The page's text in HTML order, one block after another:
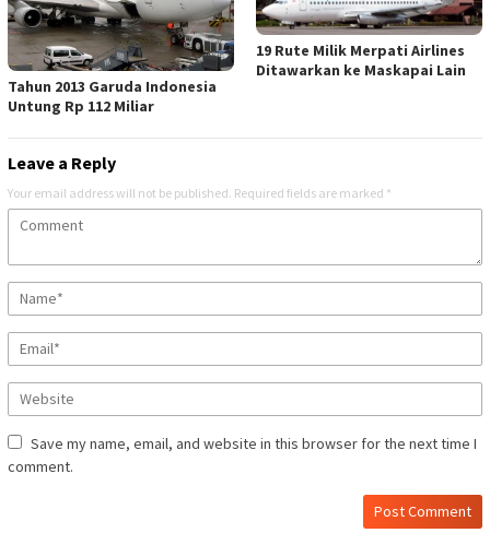
Tahun 2013 Garuda Indonesia
Untung Rp 112 Miliar
19 Rute Milik Merpati Airlines
Ditawarkan ke Maskapai Lain
Leave a Reply
Your email address will not be published. Required fields are marked *
Save my name, email, and website in this browser for the next time I
comment.